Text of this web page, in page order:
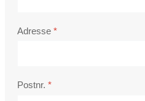
Adresse *
Postnr. *